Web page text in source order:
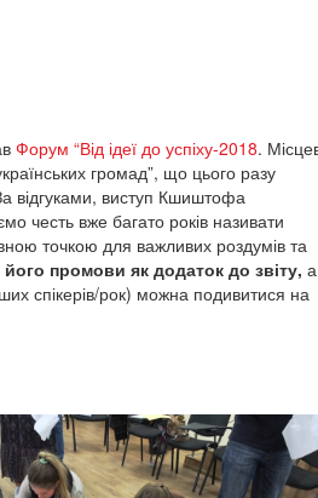
Форум “Від ідеї до успіху-2018.
громад”, що цього разу
відгуками, виступ Кшиштофа
честь вже багато років називати
точкою для важливих роздумів та
його промови як додаток до звіту, а
спікерів/рок) можна подивитися на